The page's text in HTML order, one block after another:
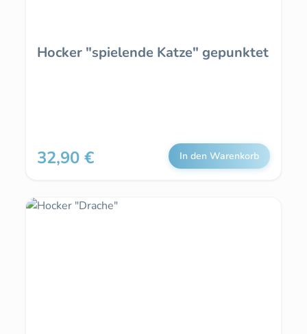
Hocker "spielende Katze" gepunktet
Regulärer Preis:
32,90 € In den Warenkorb